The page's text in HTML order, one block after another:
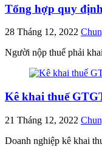
Tổng hợp quy
28 Tháng 12, 2022
Người nộp thuế phải
Kê khai thuế
21 Tháng 12, 2022
Doanh nghiệp kê khai